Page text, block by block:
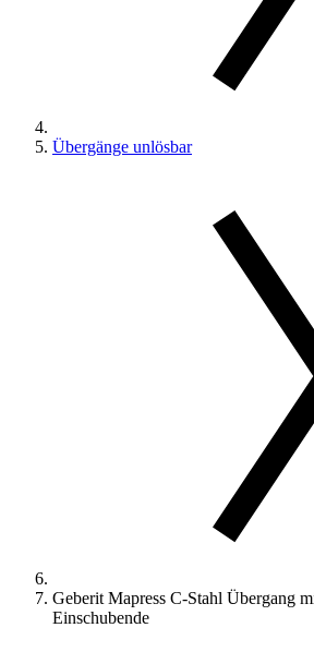
Übergänge unlösbar
Geberit Mapress C-Stahl Übergang
Einschubende